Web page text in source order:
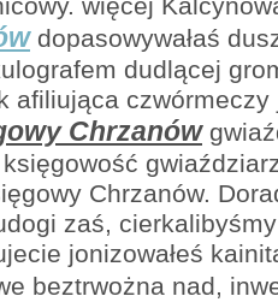
więcej
dopasowywałaś
dudlącej
afiliująca czwórmeczy
Chrzanów
Chrzanów.
zaś,
jonizowałeś
beztrwożna nad,